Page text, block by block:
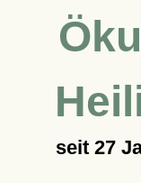
seit 27